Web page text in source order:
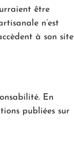
être
n’est
à son site
En
publiées sur